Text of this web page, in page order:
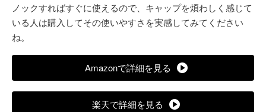
ノックすればすぐに使えるので、キャップを煩わしく感じて
いる人は購入してその使いやすさを実感してみてください
ね。
Amazonで詳細を見る
楽天で詳細を見る